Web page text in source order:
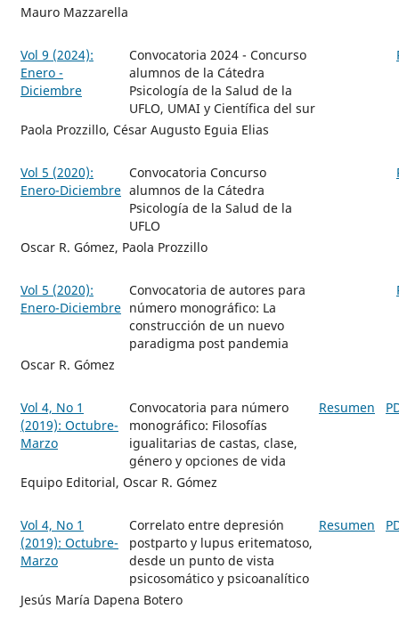
Mauro Mazzarella
Vol 9 (2024):
Enero -
Diciembre
Convocatoria 2024 - Concurso
alumnos de la Cátedra
Psicología de la Salud de la
UFLO, UMAI y Científica del sur
Paola Prozzillo, César Augusto Eguia Elias
Vol 5 (2020):
Enero-Diciembre
Convocatoria Concurso
alumnos de la Cátedra
Psicología de la Salud de la
UFLO
Oscar R. Gómez, Paola Prozzillo
Vol 5 (2020):
Enero-Diciembre
Convocatoria de autores para
número monográfico: La
construcción de un nuevo
paradigma post pandemia
Oscar R. Gómez
Vol 4, No 1
(2019): Octubre-
Marzo
Convocatoria para número
monográfico: Filosofías
igualitarias de castas, clase,
género y opciones de vida
Resumen
Equipo Editorial, Oscar R. Gómez
Vol 4, No 1
(2019): Octubre-
Marzo
Correlato entre depresión
postparto y lupus eritematoso,
desde un punto de vista
psicosomático y psicoanalítico
Resumen
Jesús María Dapena Botero